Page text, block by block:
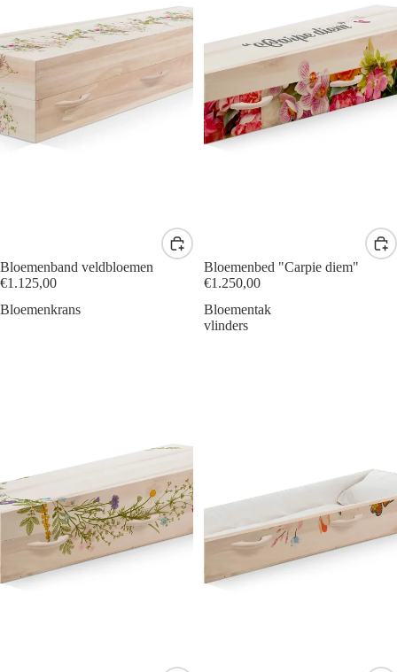
Bloemenband veldbloemen
€1.125,00
Bloemenbed "Carpie diem"
€1.250,00
Bloemenkrans
Bloementak
vlinders